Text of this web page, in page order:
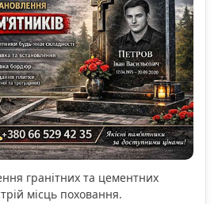
гранітних та цементних
місць поховання.